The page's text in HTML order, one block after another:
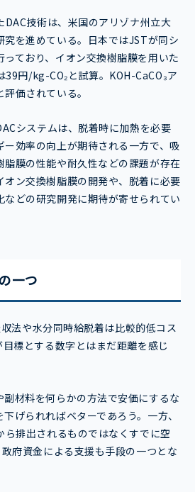
DAC技術は、米国のアリゾナ州立大
を進めている。日本ではJSTが同シ
ており、イオン交換樹脂膜を用いた
39円/kg-CO₂と試算。KOH-CaCO₃ア
価されている。
システムは、脱着時に加熱を必要
ー効率の向上が期待される一方で、吸
膜の性能や耐久性などの課題が存在
ン交換樹脂膜の開発や、脱着に必要
などの研究開発に期待が寄せられてい
一つ
法や水分同時給脱着は比較的低コス
標とする数字とはまだ距離を感じ
材料を何らかの方法で安価にするな
げられればベターであろう。一方、
ら排出されるものではなくすでに空
府資金による支援も手段の一つとな